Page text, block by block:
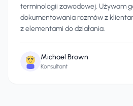
terminologii zawodowej. Używam
dokumentowania rozmów z
z elementami do działania.
Michael Brown
Konsultant